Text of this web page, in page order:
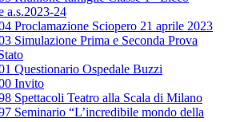
a.s.2023-24
Proclamazione Sciopero 21 aprile 2023
Simulazione Prima e Seconda Prova
Questionario Ospedale Buzzi
Invito
Spettacoli Teatro alla Scala di Milano
Seminario “L’incredibile mondo della